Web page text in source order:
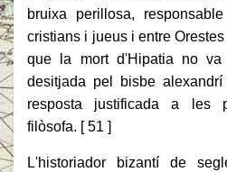
bruixa perillosa,
cristians i jueus i entre
que la mort d'Hipatia no va
desitjada pel bisbe
resposta justificada a les
filòsofa. [ 51 ]
L'historiador bizantí de